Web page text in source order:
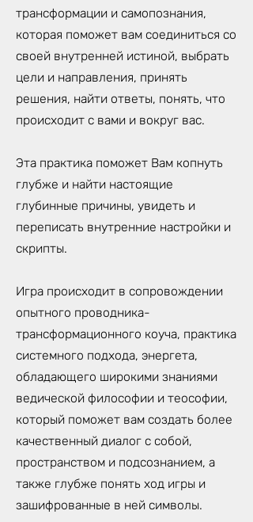
трансформации и самопознания,
которая поможет вам соединиться со
своей внутренней истиной, выбрать
цели и направления, принять
решения, найти ответы, понять, что
происходит с вами и вокруг вас.
Эта практика поможет Вам копнуть
глубже и найти настоящие
глубинные причины, увидеть и
переписать внутренние настройки и
скрипты.
Игра происходит в сопровождении
опытного проводника-
трансформационного коуча, практика
системного подхода, энергета,
обладающего широкими знаниями
ведической философии и теософии,
который поможет вам создать более
качественный диалог с собой,
пространством и подсознанием, а
также глубже понять ход игры и
зашифрованные в ней символы.